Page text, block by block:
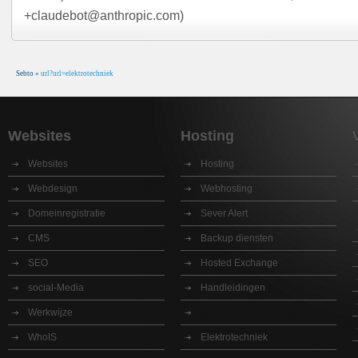
+claudebot@anthropic.com)
Sebto » url?url=elektrotechniek
Websites
Websites
Webdesign
Domeinregistratie
CMS
SEO
social-Media
Werkwijze
WhoIS
Hosting
Hosting
Webhosting
Sever Alert
Backup diensten
Hosted Exchange
Handleidingen
Elektrotechniek